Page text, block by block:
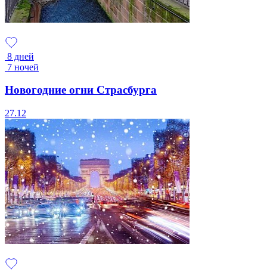
8 дней
7 ночей
Новогодние огни Страсбурга
27.12